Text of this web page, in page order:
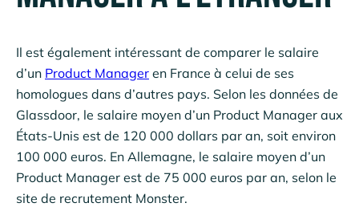
Il est également intéressant de comparer le salaire
d’un Product Manager en France à celui de ses
homologues dans d’autres pays. Selon les données de
Glassdoor, le salaire moyen d’un Product Manager aux
États-Unis est de 120 000 dollars par an, soit environ
100 000 euros. En Allemagne, le salaire moyen d’un
Product Manager est de 75 000 euros par an, selon le
site de recrutement Monster.